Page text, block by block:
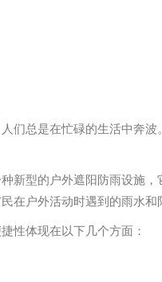
们总是在忙碌的生活中奔
新型的户外遮阳防雨设施
在户外活动时遇到的雨水和
性体现在以下几个方面：